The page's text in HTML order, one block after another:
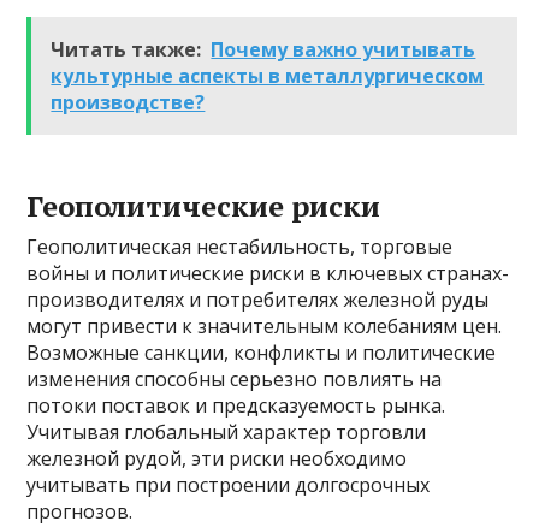
Читать также: Почему важно учитывать
культурные аспекты в металлургическом
производстве?
Геополитические риски
Геополитическая нестабильность, торговые
войны и политические риски в ключевых странах-
производителях и потребителях железной руды
могут привести к значительным колебаниям цен.
Возможные санкции, конфликты и политические
изменения способны серьезно повлиять на
потоки поставок и предсказуемость рынка.
Учитывая глобальный характер торговли
железной рудой, эти риски необходимо
учитывать при построении долгосрочных
прогнозов.